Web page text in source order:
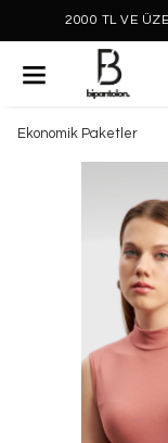
2000 TL VE
Ekonomik Paketler